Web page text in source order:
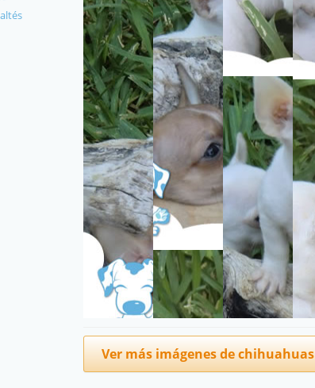
Ver más imágenes de chihuahuas